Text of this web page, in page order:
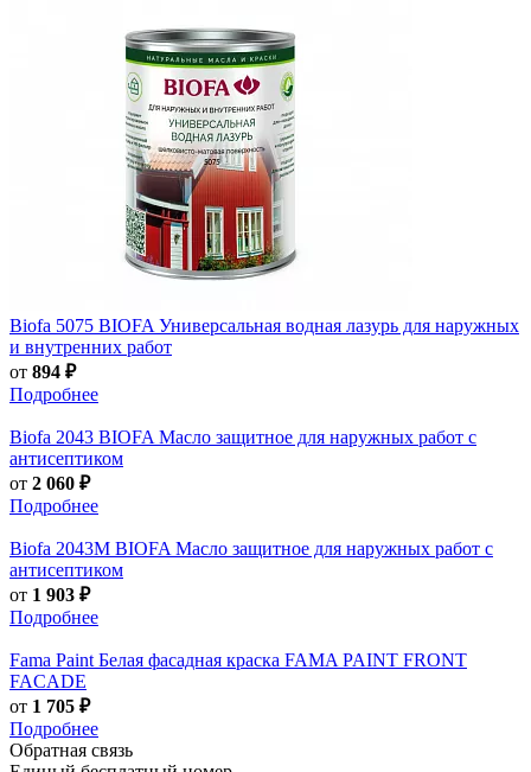
Biofa 5075 BIOFA Универсальная водная лазурь для наружных
и внутренних работ
от 894 ₽
Подробнее
Biofa 2043 BIOFA Масло защитное для наружных работ с
антисептиком
от 2 060 ₽
Подробнее
Biofa 2043M BIOFA Масло защитное для наружных работ с
антисептиком
от 1 903 ₽
Подробнее
Fama Paint Белая фасадная краска FAMA PAINT FRONT
FACADE
от 1 705 ₽
Подробнее
Обратная связь